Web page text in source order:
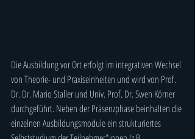
Die Ausbildung vor Ort erfolgt im integrativen Wechsel
von Theorie- und Praxiseinheiten und wird von Prof.
Dr. Dr. Mario Staller und Univ. Prof. Dr. Swen Körner
durchgeführt. Neben der Präsenzphase beinhalten die
einzelnen Ausbildungsmodule ein strukturiertes